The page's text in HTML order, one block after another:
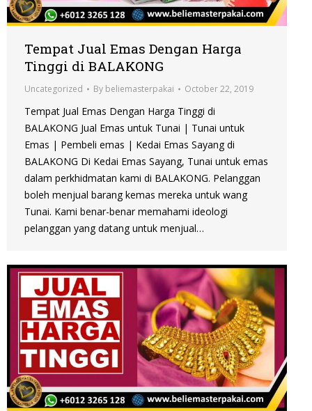
Tempat Jual Emas Dengan Harga
Tinggi di BALAKONG
Uncategorized By beliemasterpakai October 22, 2019
Tempat Jual Emas Dengan Harga Tinggi di
BALAKONG Jual Emas untuk Tunai | Tunai untuk
Emas | Pembeli emas | Kedai Emas Sayang di
BALAKONG Di Kedai Emas Sayang, Tunai untuk emas
dalam perkhidmatan kami di BALAKONG. Pelanggan
boleh menjual barang kemas mereka untuk wang
Tunai. Kami benar-benar memahami ideologi
pelanggan yang datang untuk menjual…